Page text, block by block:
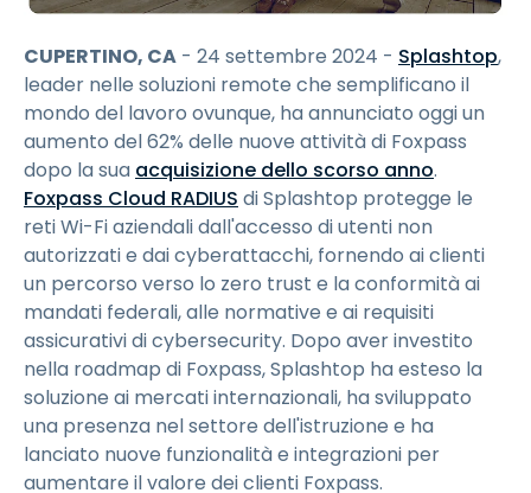
CUPERTINO, CA - 24 settembre 2024 - Splashtop,
leader nelle soluzioni remote che semplificano il
mondo del lavoro ovunque, ha annunciato oggi un
aumento del 62% delle nuove attività di Foxpass
dopo la sua acquisizione dello scorso anno.
Foxpass Cloud RADIUS di Splashtop protegge le
reti Wi-Fi aziendali dall'accesso di utenti non
autorizzati e dai cyberattacchi, fornendo ai clienti
un percorso verso lo zero trust e la conformità ai
mandati federali, alle normative e ai requisiti
assicurativi di cybersecurity. Dopo aver investito
nella roadmap di Foxpass, Splashtop ha esteso la
soluzione ai mercati internazionali, ha sviluppato
una presenza nel settore dell'istruzione e ha
lanciato nuove funzionalità e integrazioni per
aumentare il valore dei clienti Foxpass.